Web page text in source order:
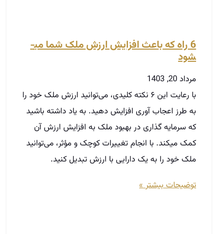
6 راه که باعث افزایش ارزش ملک شما می­
شود
مرداد 20, 1403
با رعایت این ۶ نکته کلیدی، می‌توانید ارزش ملک خود را
به طرز اعجاب آوری افزایش دهید. به یاد داشته باشید
که سرمایه ‌گذاری در بهبود ملک به افزایش ارزش آن
کمک میکند. با انجام تغییرات کوچک و مؤثر، می‌توانید
ملک خود را به یک دارایی با ارزش تبدیل کنید.
توضیحات بیشتر »